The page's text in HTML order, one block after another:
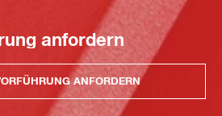
anfordern
ANFORDERN